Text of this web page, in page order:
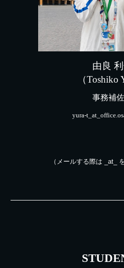
由良
（Toshiko
事務補
yura-
（ メールする際は _at_